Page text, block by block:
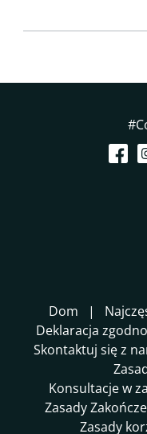
Dom
Deklaracja
Skontaktuj się z
Konsultacje w
Zasady
Zasady